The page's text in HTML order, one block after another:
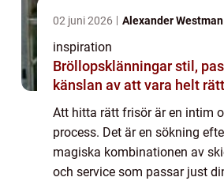
02 juni 2026 Alexander Westman
inspiration
Bröllopsklänningar stil, passform och
känslan av att vara helt rätt
Att hitta rätt frisör är en intim
process. Det är en sökning
magiska kombinationen av
och service som passar just